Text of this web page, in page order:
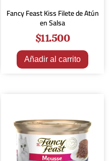
Fancy Feast Kiss Filete de Atún
en Salsa
$11.500
Añadir al carrito